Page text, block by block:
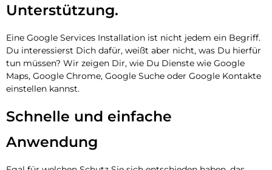
Unterstützung.
Eine Google Services Installation ist nicht jedem ein Begriff.
Du interessierst Dich dafür, weißt aber nicht, was Du hierfür
tun müssen? Wir zeigen Dir, wie Du Dienste wie Google
Maps, Google Chrome, Google Suche oder Google Kontakte
einstellen kannst.
Schnelle und einfache
Anwendung